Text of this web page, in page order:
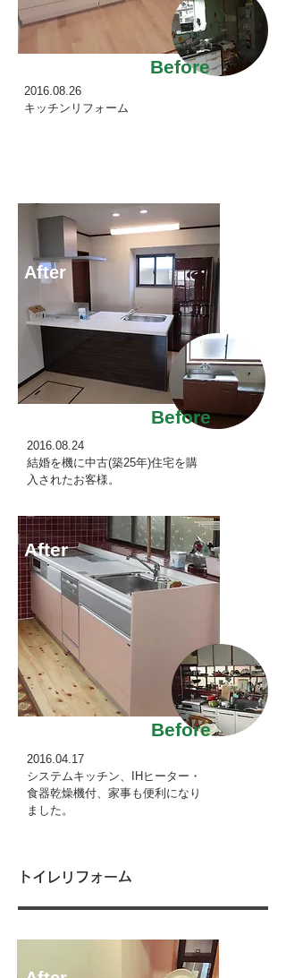
トイレリフォーム
Before
2016.08.26
キッチンリフォーム
After
Before
2016.08.24
結婚を機に中古(築25年)住宅を購
入されたお客様。
After
Before
2016.04.17
システムキッチン、IHヒーター・
食器乾燥機付、家事も便利になり
ました。